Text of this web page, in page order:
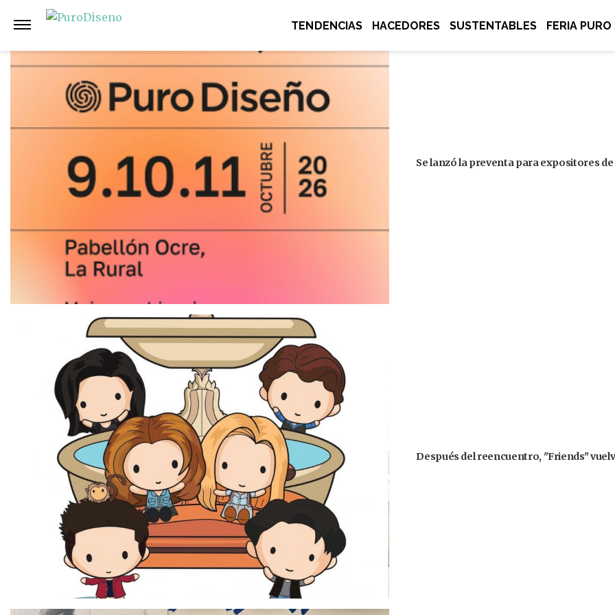
TENDENCIAS HACEDORES SUSTENTABLES FERIA
Anterior
Se lanzó la preventa para expositores
Después del reencuentro, "Friends"
Siguiente